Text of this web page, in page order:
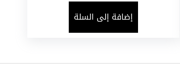
إضافة إلى السلة